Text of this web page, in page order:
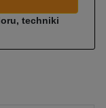
techniki